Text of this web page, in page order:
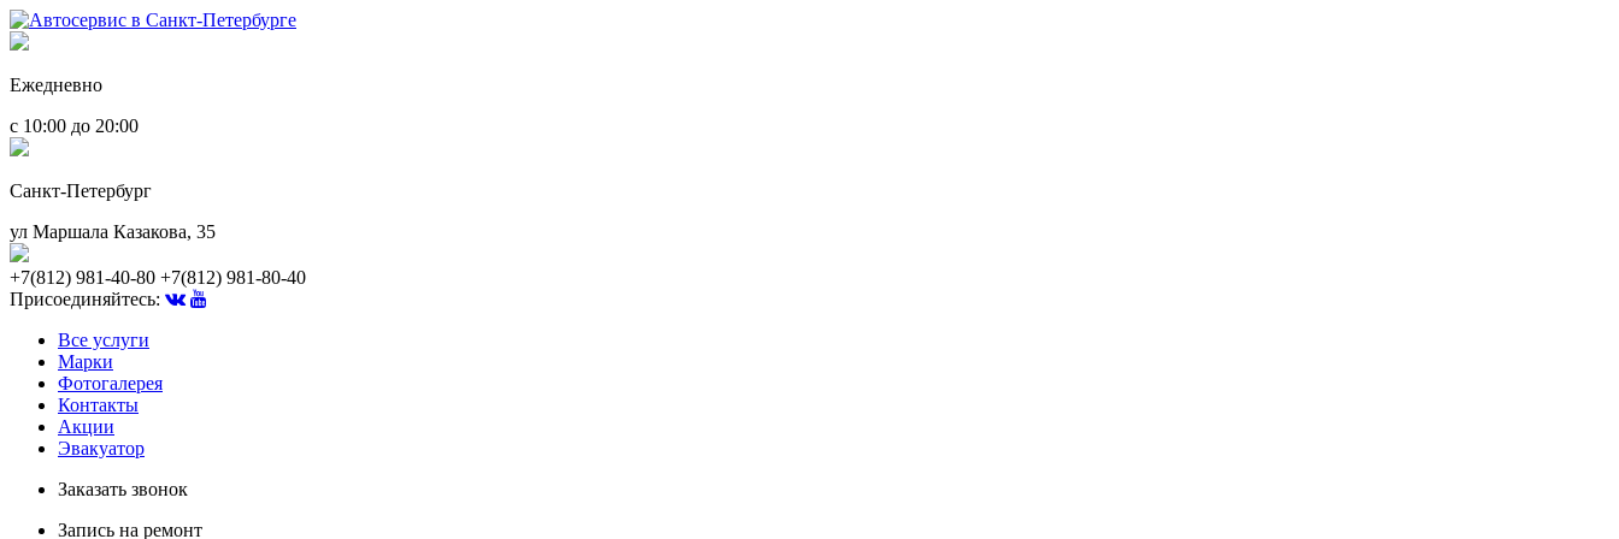
Ежедневно
с 10:00 до 20:00
Санкт-Петербург
ул Маршала Казакова, 35
+7(812) 981-40-80 +7(812) 981-80-40
Присоединяйтесь:
Все услуги
Марки
Фотогалерея
Контакты
Акции
Эвакуатор
Заказать звонок
Запись на ремонт